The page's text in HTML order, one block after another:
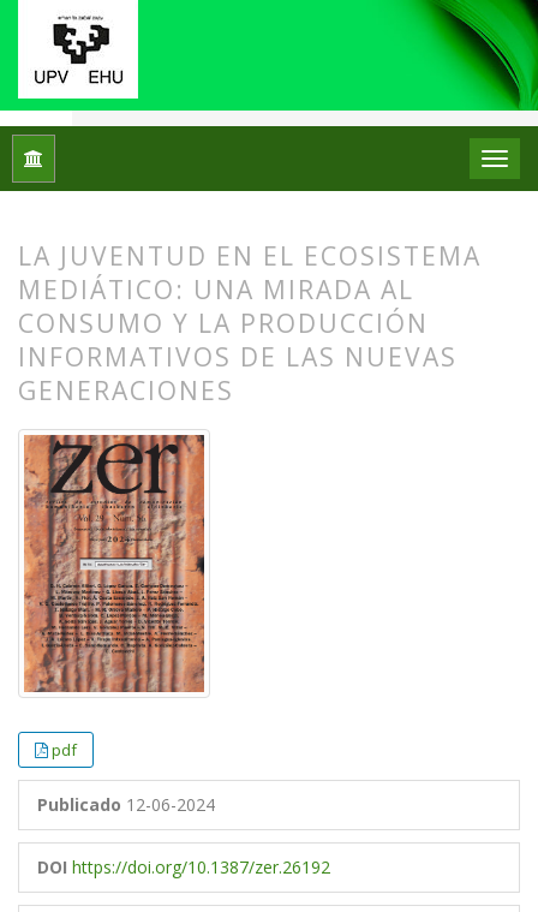
Inicio Vol. 29 Núm. 56 (2024): ZER. Revista de
LA JUVENTUD EN EL ECOSISTEMA
MEDIÁTICO: UNA MIRADA AL
CONSUMO Y LA PRODUCCIÓN
INFORMATIVOS DE LAS NUEVAS
GENERACIONES
pdf
Publicado 12-06-2024
DOI https://doi.org/10.1387/zer.26192